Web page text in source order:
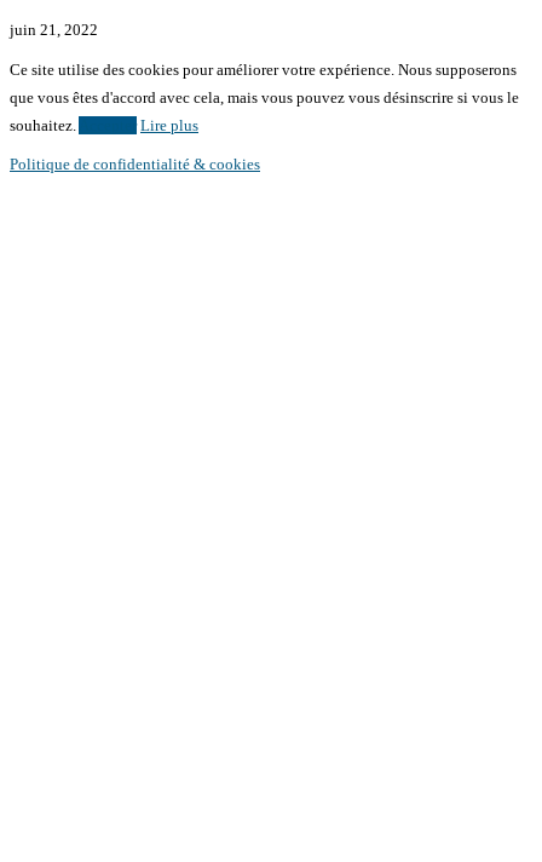
juin 21, 2022
Ce site utilise des cookies pour améliorer votre expérience. Nous supposerons
que vous êtes d'accord avec cela, mais vous pouvez vous désinscrire si vous le
souhaitez.
Lire plus
Politique de confidentialité & cookies